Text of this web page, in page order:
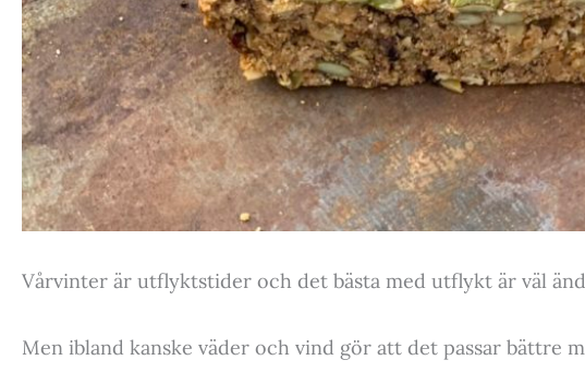
Vårvinter är utflyktstider och det bästa med utflykt är väl
Men ibland kanske väder och vind gör att det passar bättre